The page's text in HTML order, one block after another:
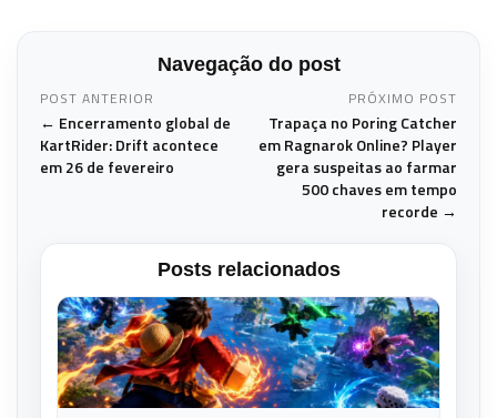
Navegação do post
POST ANTERIOR
← Encerramento global de
KartRider: Drift acontece
em 26 de fevereiro
PRÓXIMO POST
Trapaça no Poring Catcher
em Ragnarok Online? Player
gera suspeitas ao farmar
500 chaves em tempo
recorde →
Posts relacionados